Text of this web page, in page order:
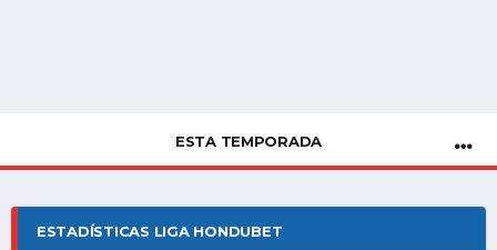
ESTA TEMPORADA
ESTADÍSTICAS LIGA HONDUBET